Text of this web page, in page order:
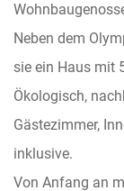
Neben dem
sie ein Haus mit
Ökologisch,
Gästezimmer,
inklusive.
Von Anfang an